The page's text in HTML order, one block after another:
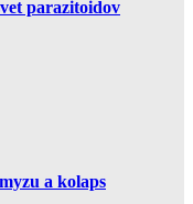
parazitoidov
a kolaps